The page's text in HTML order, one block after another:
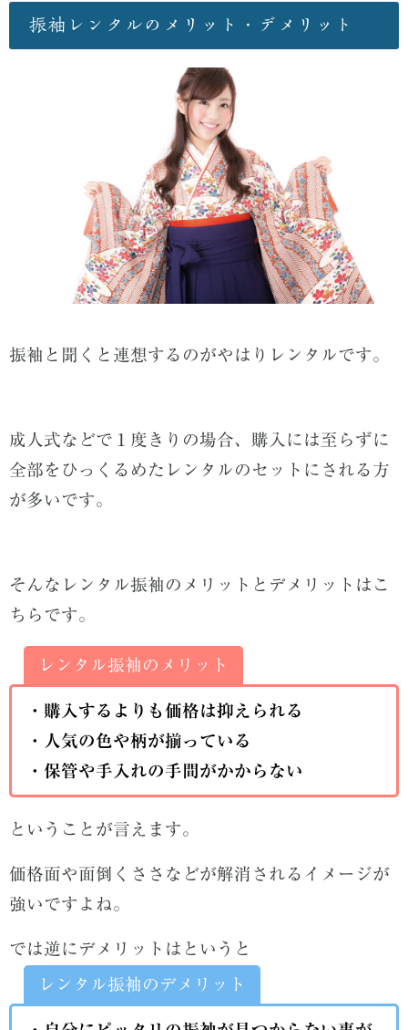
振袖レンタルのメリット・デメリット
振袖と聞くと連想するのがやはりレンタルです。
成人式などで１度きりの場合、購入には至らずに
全部をひっくるめたレンタルのセットにされる方
が多いです。
そんなレンタル振袖のメリットとデメリットはこ
ちらです。
レンタル振袖のメリット
・購入するよりも価格は抑えられる
・人気の色や柄が揃っている
・保管や手入れの手間がかからない
ということが言えます。
価格面や面倒くささなどが解消されるイメージが
強いですよね。
では逆にデメリットはというと
レンタル振袖のデメリット